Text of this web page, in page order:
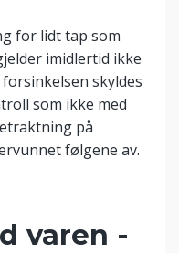
for lidt tap som
imidlertid ikke
skyldes
som ikke med
på
følgene av.
varen -